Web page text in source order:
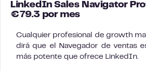
LinkedIn Sales Navigator
€79.3 por mes
Cualquier profesional de growth
dirá que el Navegador de ventas
más potente que ofrece LinkedIn.